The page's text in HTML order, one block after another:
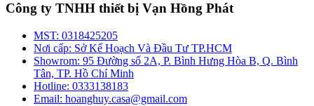
Công ty TNHH thiết bị Vạn Hồng Phát
MST: 0318425205
Nơi cấp: Sở Kế Hoạch Và Đầu Tư TP.HCM
Showrom: 95 Đường số 2A, P. Bình Hưng Hòa B, Q. Bình
Tân, TP. Hồ Chí Minh
Hotline: 0333138183
Email: hoanghuy.casa@gmail.com